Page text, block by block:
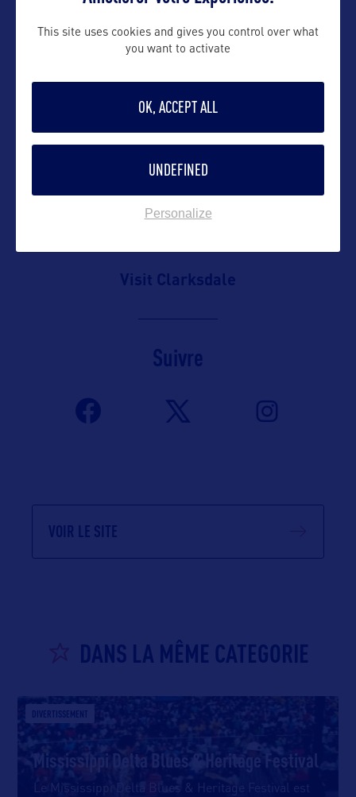
CONTACT DE L'OFFICE DE TOURISME LOCAL
CONTACT DE L'ÉTAT
ADRESSES
Visit Clarksdale
Suivre
VOIR LE SITE
DANS LA MÊME CATEGORIE
DIVERTISSEMENT
Mississippi Delta Blues & Heritage Festival
Le Mississippi Delta Blues & Heritage Festival est
This site uses cookies and gives you control over what
you want to activate
OK, ACCEPT ALL
UNDEFINED
Personalize